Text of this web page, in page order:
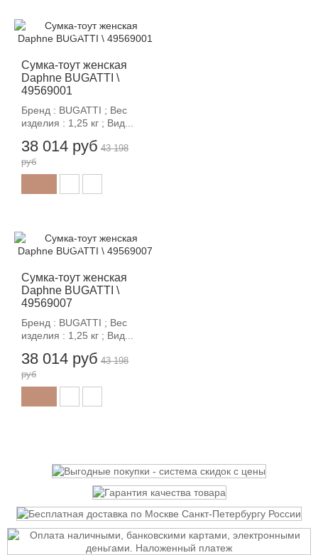
Сумка-тоут женская
Daphne BUGATTI \
49569001
Бренд : BUGATTI ; Вес
изделия : 1,25 кг ; Вид...
38 014 руб
-12%
43 198
руб
Сумка-тоут женская
Daphne BUGATTI \
49569007
Бренд : BUGATTI ; Вес
изделия : 1,25 кг ; Вид...
38 014 руб
-12%
43 198
руб